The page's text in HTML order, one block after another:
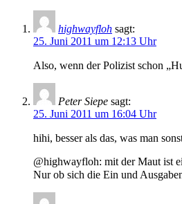
highwayfloh sagt:
25. Juni 2011 um 12:13 Uhr
Also, wenn der Polizist schon
Peter Siepe sagt:
25. Juni 2011 um 16:04 Uhr
hihi, besser als das, was man
@highwayfloh: mit der Maut ist
Nur ob sich die Ein und